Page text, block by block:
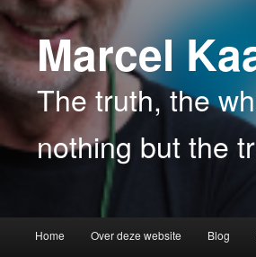
Marcel
The truth, the
nothing but the
Home Over deze website Blog